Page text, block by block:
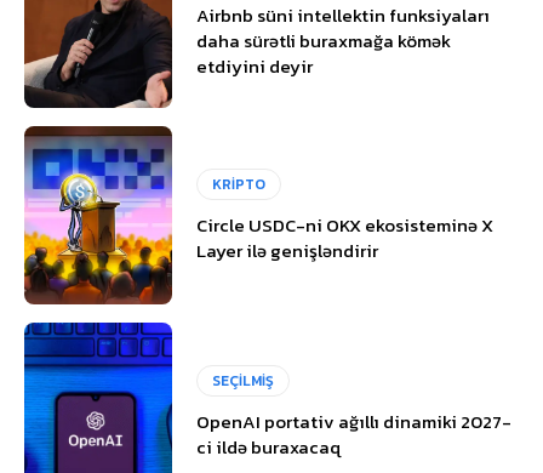
Airbnb süni intellektin funksiyaları
daha sürətli buraxmağa kömək
etdiyini deyir
KRİPTO
Circle USDC-ni OKX ekosisteminə X
Layer ilə genişləndirir
SEÇİLMİŞ
OpenAI portativ ağıllı dinamiki 2027-
ci ildə buraxacaq